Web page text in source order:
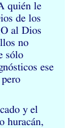
quién le
de los
al Dios
no
sólo
ese
y el
huracán,